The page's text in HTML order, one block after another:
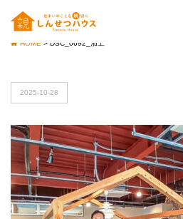
HOME > DSC_0692_加工
2025-10-28